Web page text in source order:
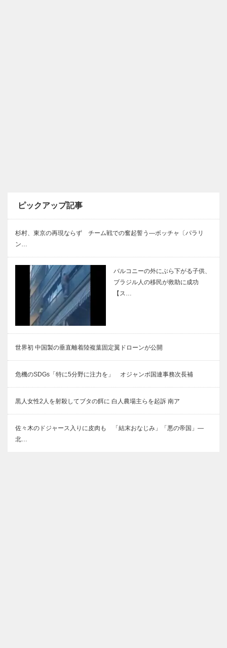
ピックアップ記事
杉村、東京の再現ならず チーム戦での奮起誓う―ボッチャ〔パラリ
ン…
バルコニーの外にぶら下がる子供、
ブラジル人の移民が救助に成功
【ス…
世界初 中国製の垂直離着陸複葉固定翼ドローンが公開
危機のSDGs「特に5分野に注力を」 オジャンボ国連事務次長補
黒人女性2人を射殺してブタの餌に 白人農場主らを起訴 南ア
佐々木のドジャース入りに皮肉も 「結末おなじみ」「悪の帝国」―
北…